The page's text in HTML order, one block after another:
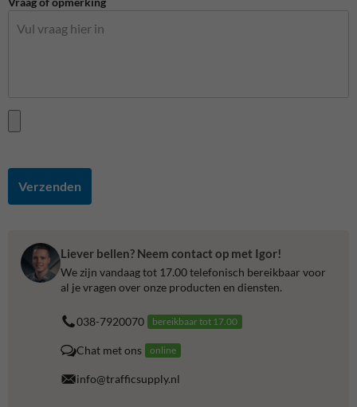
Verzenden
Liever bellen? Neem contact op met Igor!
We zijn vandaag tot 17.00 telefonisch bereikbaar voor
al je vragen over onze producten en diensten.
038-7920070 bereikbaar tot 17.00
Chat met ons online
info@trafficsupply.nl